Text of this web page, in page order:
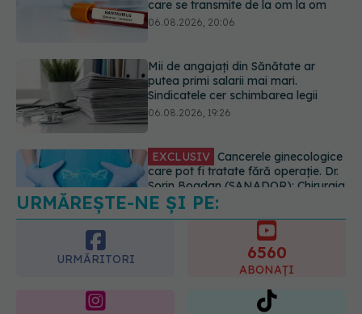
Sindicatele cer schimbarea legii
06.08.2026, 19:26
EXCLUSIV Cancerele ginecologice
care pot fi tratate fără operație. Dr.
Sorin Bogdan (SANADOR): Chirurgia
este indicată doar punctual, pentru
EXCLUSIV Brahiterapie vs
radioterapie externă în cancerul
ginecologic. Dr. Sorin Bogdan
(SANADOR) explică diferența și
cum acționează tratamentul
URMĂREȘTE-NE ȘI PE:
6560
ABONAȚI
365
URMĂRITORI
1401
URMĂRITORI